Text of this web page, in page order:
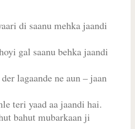
di saanu mehka jaandi
gal saanu behka jaandi
lagaande ne aun – jaan
teri yaad aa jaandi hai.
bahut mubarkaan ji